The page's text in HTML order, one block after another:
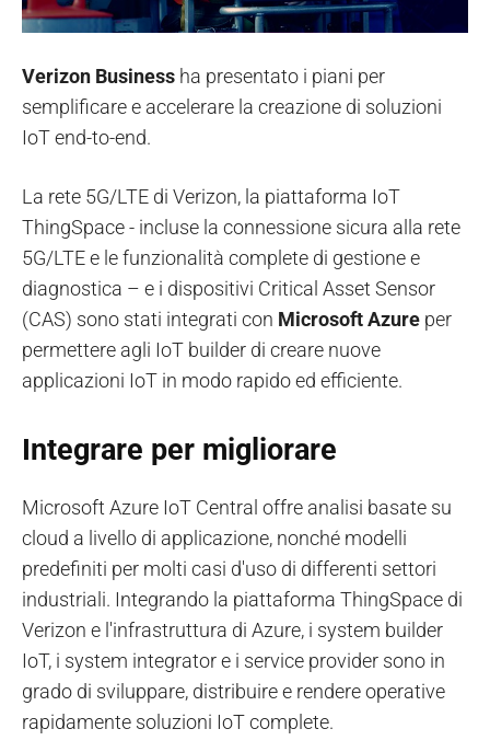
Verizon Business ha presentato i piani per
semplificare e accelerare la creazione di soluzioni
IoT end-to-end.
La rete 5G/LTE di Verizon, la piattaforma IoT
ThingSpace - incluse la connessione sicura alla rete
5G/LTE e le funzionalità complete di gestione e
diagnostica – e i dispositivi Critical Asset Sensor
(CAS) sono stati integrati con Microsoft Azure per
permettere agli IoT builder di creare nuove
applicazioni IoT in modo rapido ed efficiente.
Integrare per migliorare
Microsoft Azure IoT Central offre analisi basate su
cloud a livello di applicazione, nonché modelli
predefiniti per molti casi d'uso di differenti settori
industriali. Integrando la piattaforma ThingSpace di
Verizon e l'infrastruttura di Azure, i system builder
IoT, i system integrator e i service provider sono in
grado di sviluppare, distribuire e rendere operative
rapidamente soluzioni IoT complete.